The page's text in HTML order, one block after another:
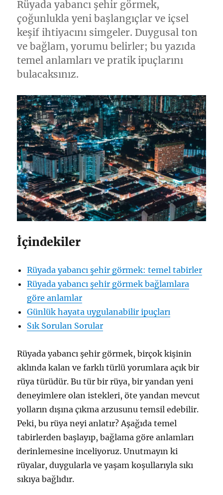
Rüyada yabancı şehir görmek,
çoğunlukla yeni başlangıçlar ve içsel
keşif ihtiyacını simgeler. Duygusal ton
ve bağlam, yorumu belirler; bu yazıda
temel anlamları ve pratik ipuçlarını
bulacaksınız.
İçindekiler
Rüyada yabancı şehir görmek: temel tabirler
Rüyada yabancı şehir görmek bağlamlara
göre anlamlar
Günlük hayata uygulanabilir ipuçları
Sık Sorulan Sorular
Rüyada yabancı şehir görmek, birçok kişinin
aklında kalan ve farklı türlü yorumlara açık bir
rüya türüdür. Bu tür bir rüya, bir yandan yeni
deneyimlere olan istekleri, öte yandan mevcut
yolların dışına çıkma arzusunu temsil edebilir.
Peki, bu rüya neyi anlatır? Aşağıda temel
tabirlerden başlayıp, bağlama göre anlamları
derinlemesine inceliyoruz. Unutmayın ki
rüyalar, duygularla ve yaşam koşullarıyla sıkı
sıkıya bağlıdır.